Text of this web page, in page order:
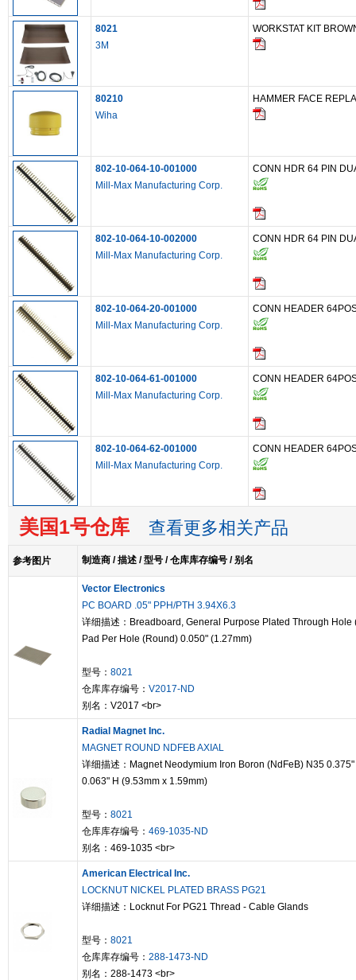
8021
3M
WORKSTAT KIT
80210
Wiha
HAMMER FACE
802-10-064-10-001000
Mill-Max Manufacturing Corp.
CONN HDR 64 PIN
802-10-064-10-002000
Mill-Max Manufacturing Corp.
CONN HDR 64 PIN
802-10-064-20-001000
Mill-Max Manufacturing Corp.
CONN HEADER
802-10-064-61-001000
Mill-Max Manufacturing Corp.
CONN HEADER
802-10-064-62-001000
Mill-Max Manufacturing Corp.
CONN HEADER
美国1号仓库 查看更多相关产品
参考图片 制造商 / 描述 / 型号 / 仓库库存编号 / 别名
Vector Electronics
PC BOARD .05" PPH/PTH 3.94X6.3
详细描述：Breadboard, General Purpose Plated Through Hole
Pad Per Hole (Round) 0.050" (1.27mm)
型号： 8021
仓库库存编号： V2017-ND
别名：V2017 <br>
Radial Magnet Inc.
MAGNET ROUND NDFEB AXIAL
详细描述：Magnet Neodymium Iron Boron (NdFeB) N35
0.063" H (9.53mm x 1.59mm)
型号： 8021
仓库库存编号： 469-1035-ND
别名：469-1035 <br>
American Electrical Inc.
LOCKNUT NICKEL PLATED BRASS PG21
详细描述：Locknut For PG21 Thread - Cable Glands
型号： 8021
仓库库存编号： 288-1473-ND
别名：288-1473 <br>